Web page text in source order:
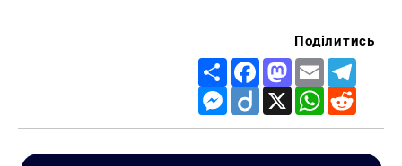
Поділитись
Share FacebookMastodon
Email
Messenger
Diigo X WhatsApp